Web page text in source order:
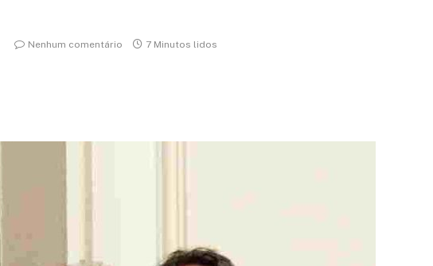
Nenhum comentário 7 Minutos lidos